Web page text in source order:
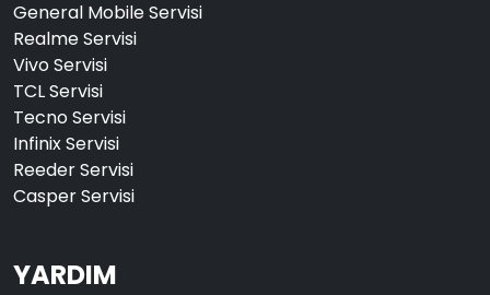
General Mobile Servisi
Realme Servisi
Vivo Servisi
TCL Servisi
Tecno Servisi
Infinix Servisi
Reeder Servisi
Casper Servisi
YARDIM